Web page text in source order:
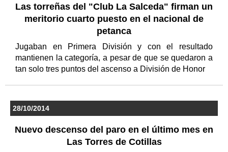
Las torreñas del "Club La Salceda" firman un
meritorio cuarto puesto en el nacional de
petanca
Jugaban en Primera División y con el resultado
mantienen la categoría, a pesar de que se quedaron a
tan solo tres puntos del ascenso a División de Honor
28/10/2014
Nuevo descenso del paro en el último mes en
Las Torres de Cotillas